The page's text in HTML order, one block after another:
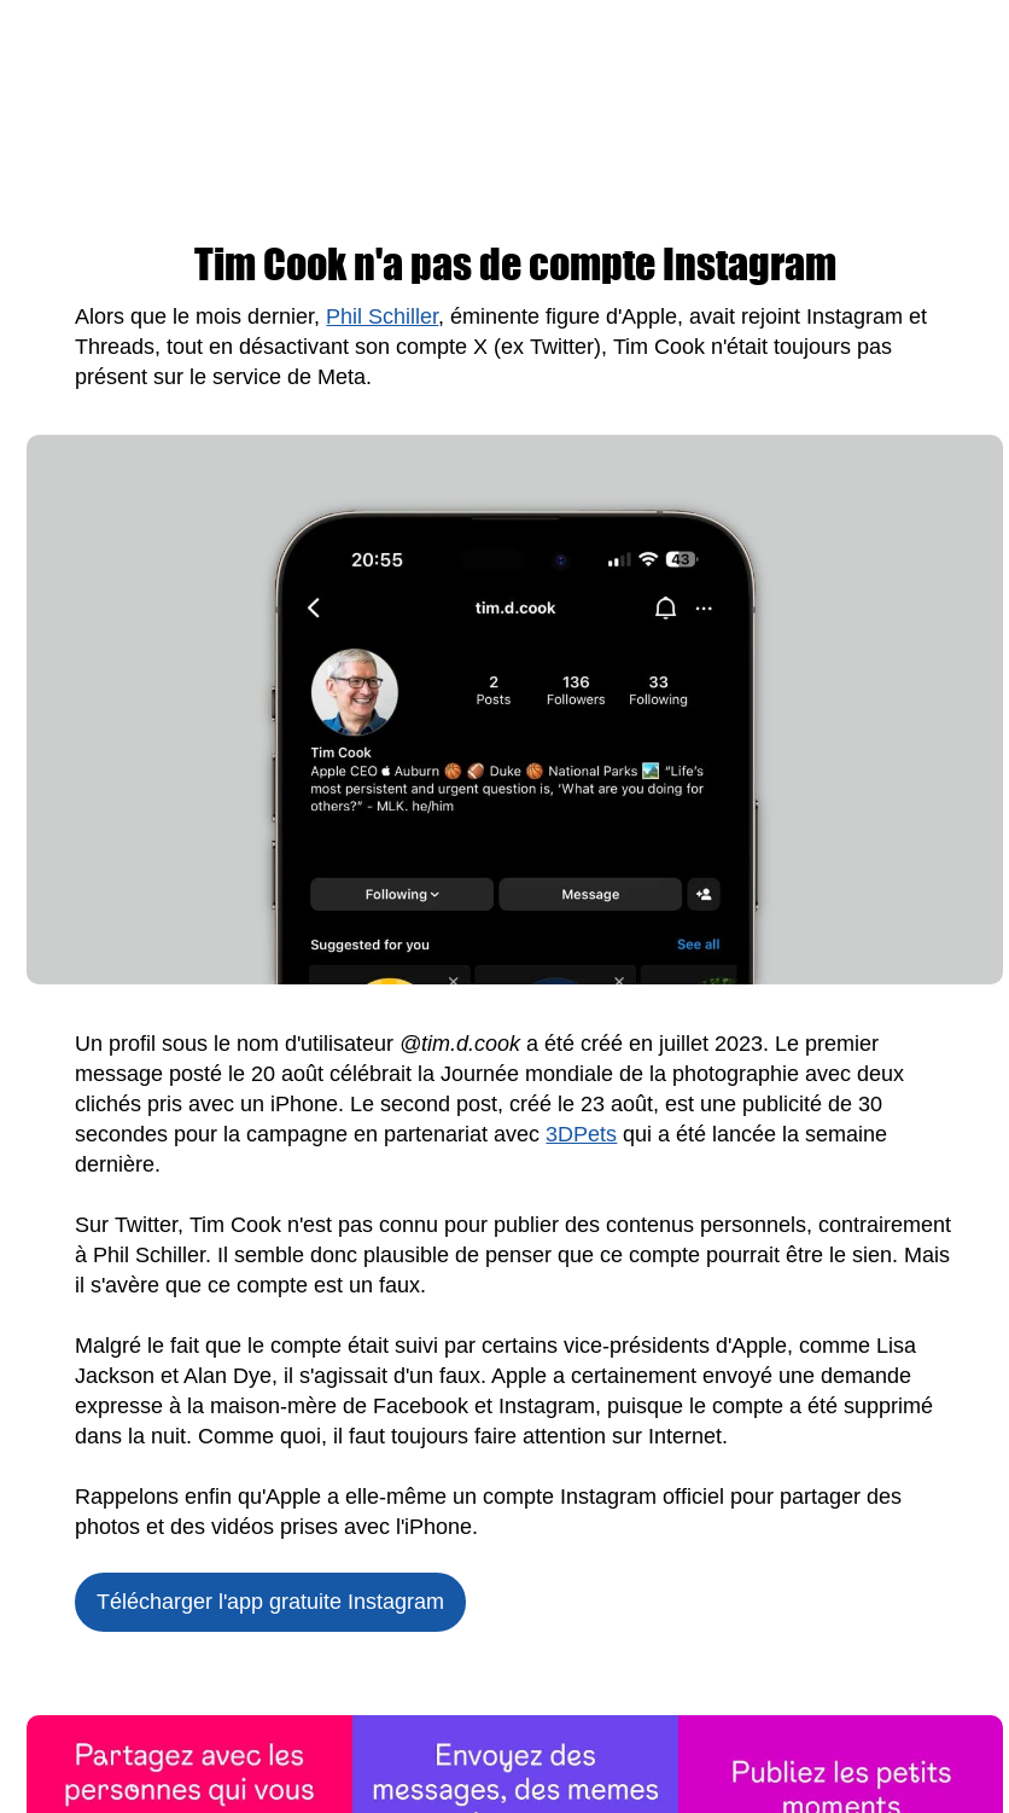
Tim Cook n'a pas de compte Instagram
Alors que le mois dernier, Phil Schiller, éminente figure d'Apple, avait rejoint Instagram et
Threads, tout en désactivant son compte X (ex Twitter), Tim Cook n'était toujours pas
présent sur le service de Meta.
Un profil sous le nom d'utilisateur @tim.d.cooka été créé en juillet 2023. Le premier
message posté le 20 août célébrait la Journée mondiale de la photographie avec deux
clichés pris avec un iPhone. Le second post, créé le 23 août, est une publicité de 30
secondes pour la campagne en partenariat avec 3DPets qui a été lancée la semaine
dernière.
Sur Twitter, Tim Cook n'est pas connu pour publier des contenus personnels, contrairement
à Phil Schiller. Il semble donc plausible de penser que ce compte pourrait être le sien. Mais
il s'avère que ce compte est un faux.
Malgré le fait que le compte était suivi par certains vice-présidents d'Apple, comme Lisa
Jackson et Alan Dye, il s'agissait d'un faux. Apple a certainement envoyé une demande
expresse à la maison-mère de Facebook et Instagram, puisque le compte a été supprimé
dans la nuit. Comme quoi, il faut toujours faire attention sur Internet.
Rappelons enfin qu'Apple a elle-même un compte Instagram officiel pour partager des
photos et des vidéos prises avec l'iPhone.
Télécharger l'app gratuite Instagram